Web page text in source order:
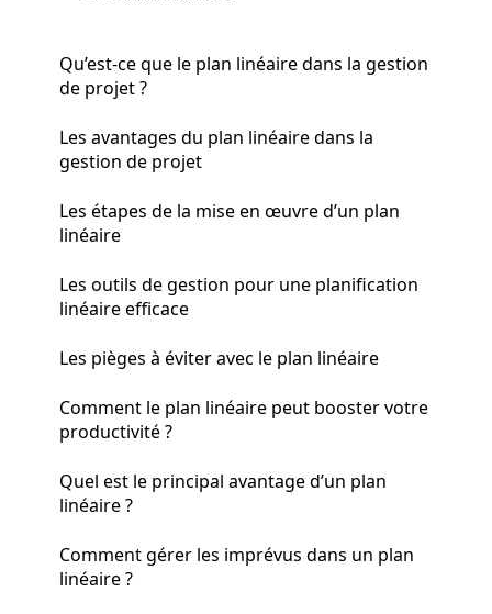
Qu’est-ce que le plan linéaire dans la gestion
de projet ?
Les avantages du plan linéaire dans la
gestion de projet
Les étapes de la mise en œuvre d’un plan
linéaire
Les outils de gestion pour une planification
linéaire efficace
Les pièges à éviter avec le plan linéaire
Comment le plan linéaire peut booster votre
productivité ?
Quel est le principal avantage d’un plan
linéaire ?
Comment gérer les imprévus dans un plan
linéaire ?